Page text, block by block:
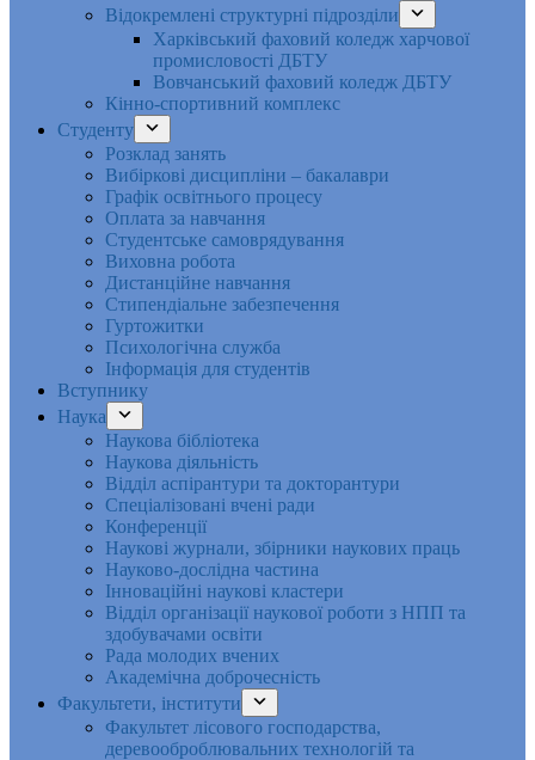
Відокремлені структурні підрозділи
Харківський фаховий коледж харчової
промисловості ДБТУ
Вовчанський фаховий коледж ДБТУ
Кінно-спортивний комплекс
Студенту
Розклад занять
Вибіркові дисципліни – бакалаври
Графік освітнього процесу
Оплата за навчання
Студентське самоврядування
Виховна робота
Дистанційне навчання
Стипендіальне забезпечення
Гуртожитки
Психологічна служба
Інформація для студентів
Вступнику
Наука
Наукова бібліотека
Наукова діяльність
Відділ аспірантури та докторантури
Спеціалізовані вчені ради
Конференції
Наукові журнали, збірники наукових праць
Науково-дослідна частина
Інноваційні наукові кластери
Відділ організації наукової роботи з НПП та
здобувачами освіти
Рада молодих вчених
Академічна доброчесність
Факультети, інститути
Факультет лісового господарства,
деревооброблювальних технологій та